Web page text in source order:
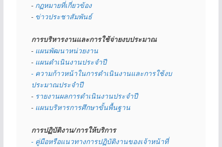
- กฏหมายที่เกี่ยวข้อง
- ข่าวประชาสัมพันธ์
การบริหารงานและการใช้จ่ายงบประมาณ
- แผนพัฒนาหน่วยงาน
- แผนดำเนินงานประจำปี
- ความก้าวหน้าในการดำเนินงานและการใช้งบ
ประมาณประจำปี
- รายงานผลการดำเนินงานประจำปี
- แผนบริหารการศึกษาขั้นพื้นฐาน
การปฏิบัติงาน/การให้บริการ
- คู่มือหรือแนวทางการปฏิบัติงานของเจ้าหน้าที่